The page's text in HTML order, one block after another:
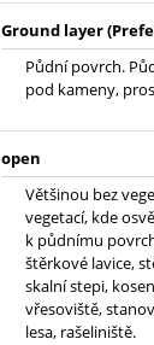
Ground layer
Půdní povrch.
pod kameny,
open
Většinou bez
vegetací, kde
k půdnímu
štěrkové lavice,
skalní stepi,
vřesoviště,
lesa, rašeliniště.